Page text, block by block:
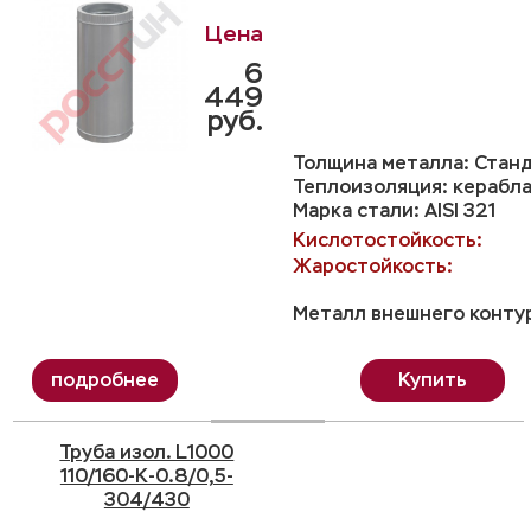
Толщина металла:
Теплоизоляция:
Марка стали: AISI 321
Кислотостойкость:
Жаростойкость:
Металл внешнего
6
449
руб.
Купить
Труба изол. L1000
110/160-K-0.8/0,5-
304/430